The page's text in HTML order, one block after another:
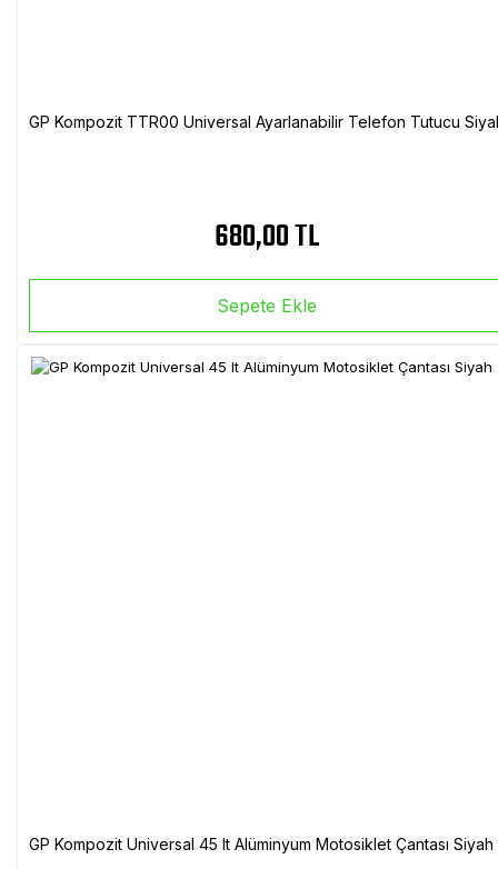
GP Kompozit TTR00 Universal Ayarlanabilir Telefon Tutucu
680,00 TL
Sepete Ekle
GP Kompozit Universal 45 lt Alüminyum Motosiklet Çantası Siyah